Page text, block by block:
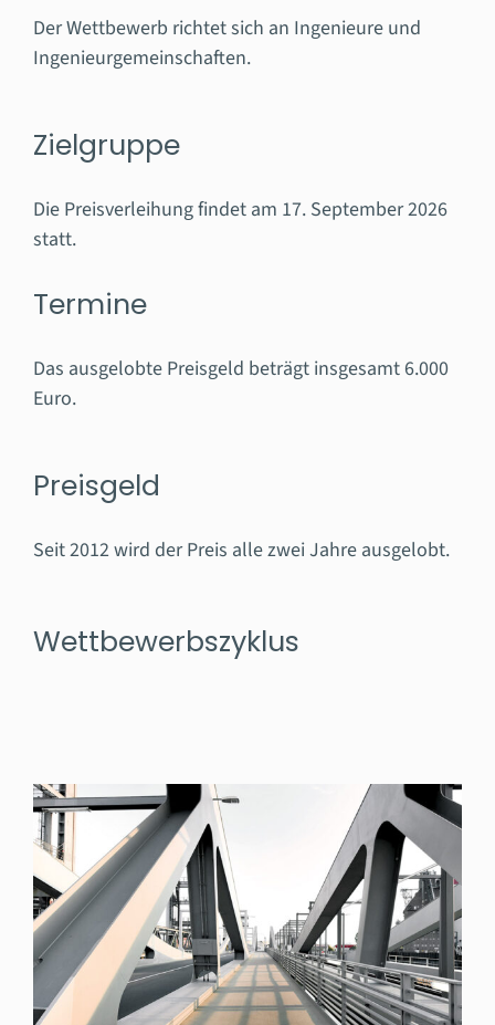
Der Wettbewerb richtet sich an Ingenieure und
Ingenieurgemeinschaften.
Zielgruppe
Die Preisverleihung findet am 17. September 2026
statt.
Termine
Das ausgelobte Preisgeld beträgt insgesamt 6.000
Euro.
Preisgeld
Seit 2012 wird der Preis alle zwei Jahre ausgelobt.
Wettbewerbs­zyklus